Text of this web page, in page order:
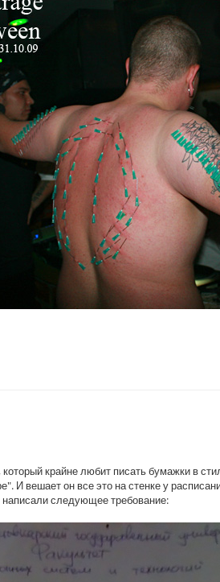
крайне любит писать бумажки в
И вешает он все это на стенке у
написали следующее требование: